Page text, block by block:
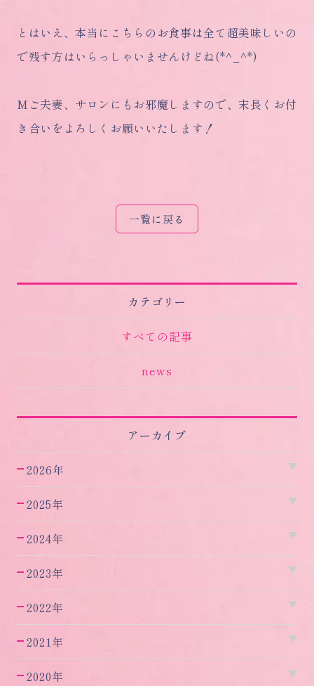
カテゴリー
すべての記事
news
アーカイブ
2026年
2025年
2024年
2023年
2022年
2021年
2020年
とはいえ、本当にこちらのお食事は全て超美味しいの
で残す方はいらっしゃいませんけどね(*^_^*)
Mご夫妻、サロンにもお邪魔しますので、末長くお付
き合いをよろしくお願いいたします！
一覧に戻る